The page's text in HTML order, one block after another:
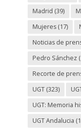
Madrid (39)
Mujeres(17)
Noticias de
Pedro Sánchez
Recorte de
UGT(323)
UGT: Memoria
UGT Andalucia